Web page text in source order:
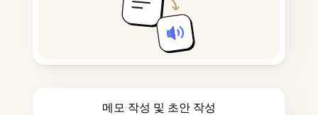
메모 작성 및 초안 작성